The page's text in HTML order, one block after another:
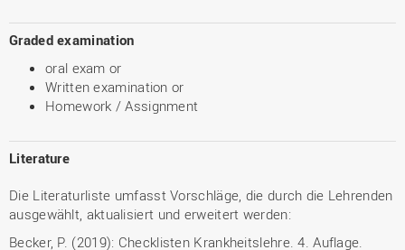
Graded examination
oral exam or
Written examination or
Homework / Assignment
Literature
Die Literaturliste umfasst Vorschläge, die durch die Lehrenden
ausgewählt, aktualisiert und erweitert werden:
Becker, P. (2019): Checklisten Krankheitslehre. 4. Auflage.